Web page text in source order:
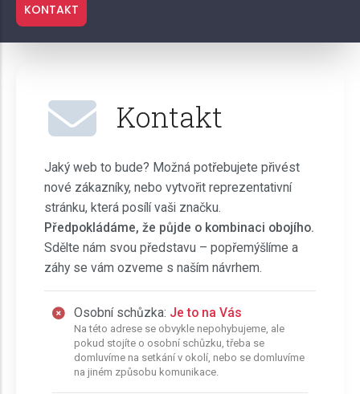
KONTAKT
Kontakt
Jaký web to bude? Možná potřebujete přivést
nové zákazníky, nebo vytvořit reprezentativní
stránku, která posílí vaši značku.
Předpokládáme, že půjde o kombinaci obojího.
Sdělte nám svou představu – popřemýšlíme a
záhy se vám ozveme s naším návrhem.
Osobní schůzka: Je to na Vás
Na této adrese se obvykle nepohybujeme, ale
pokud stojíte o osobní schůzku, třeba se
domluvíme na setkání v okolí, nebo se domluvíme
na jiném způsobu komunikace.